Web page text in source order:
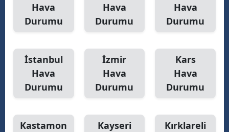
Hava
Durumu
Hava
Durumu
Hava
Durumu
İstanbul
Hava
Durumu
İzmir
Hava
Durumu
Kars
Hava
Durumu
Kastamon
Kayseri
Kırklareli